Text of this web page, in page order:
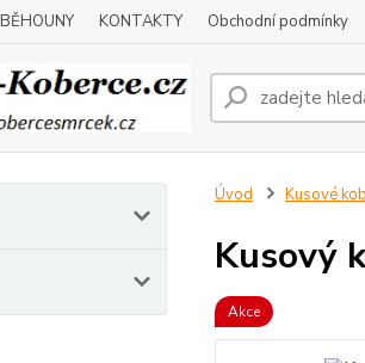
BĚHOUNY KONTAKTY Obchodní podmínky
Úvod Kusové
Kusový
Akce